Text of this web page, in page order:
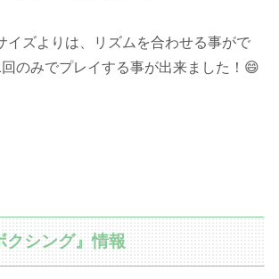
イズよりは、リズムを合わせる事がで
のみでプレイする事が出来ました！😄
クシング』情報